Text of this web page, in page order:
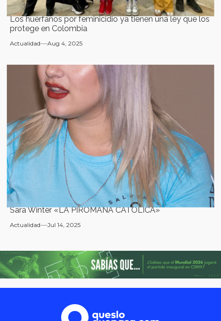
Los huérfanos por feminicidio ya tienen una ley que los
protege en Colombia
Actualidad Aug 4, 2025
Sara Winter «LA PIROMANA CATÓLICA»
Actualidad Jul 14, 2025